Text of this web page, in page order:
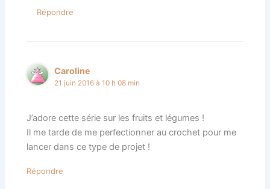
Répondre
Caroline
21 juin 2016 à 10 h 08 min
J’adore cette série sur les fruits et légumes !
Il me tarde de me perfectionner au crochet pour me
lancer dans ce type de projet !
Répondre